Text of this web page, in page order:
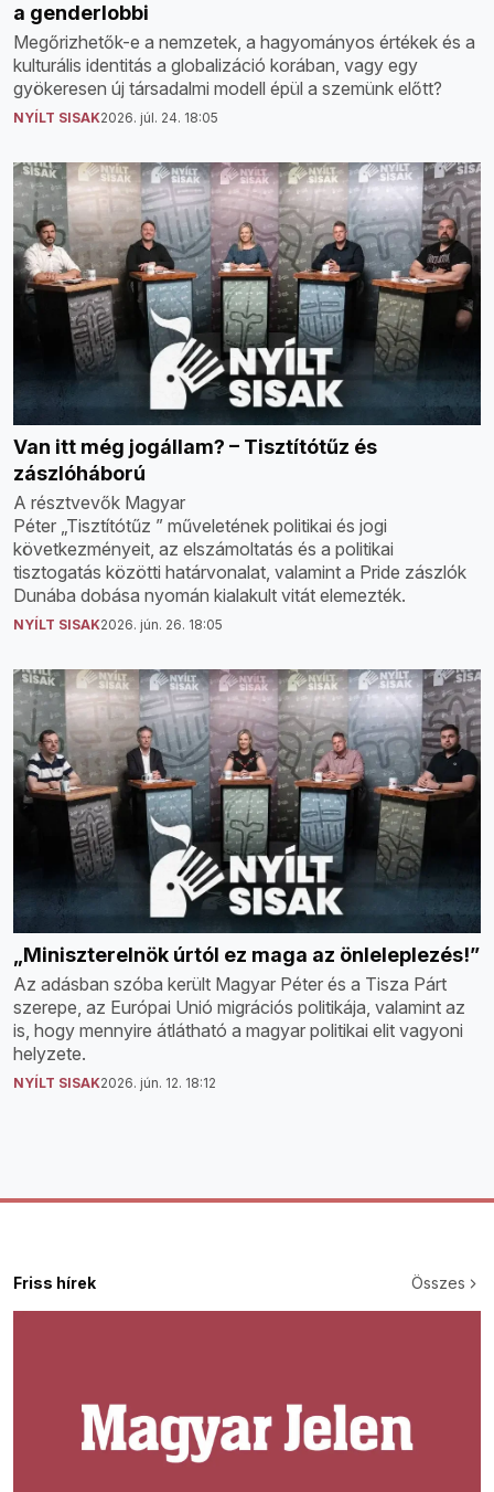
a genderlobbi
Megőrizhetők-e a nemzetek, a hagyományos értékek és a
kulturális identitás a globalizáció korában, vagy egy
gyökeresen új társadalmi modell épül a szemünk előtt?
NYÍLT SISAK2026. júl. 24. 18:05
Van itt még jogállam? – Tisztítótűz és
zászlóháború
A résztvevők Magyar
Péter „Tisztítótűz ” műveletének politikai és jogi
következményeit, az elszámoltatás és a politikai
tisztogatás közötti határvonalat, valamint a Pride zászlók
Dunába dobása nyomán kialakult vitát elemezték.
NYÍLT SISAK2026. jún. 26. 18:05
„Miniszterelnök úrtól ez maga az önleleplezés!”
Az adásban szóba került Magyar Péter és a Tisza Párt
szerepe, az Európai Unió migrációs politikája, valamint az
is, hogy mennyire átlátható a magyar politikai elit vagyoni
helyzete.
NYÍLT SISAK2026. jún. 12. 18:12
Friss hírek Összes